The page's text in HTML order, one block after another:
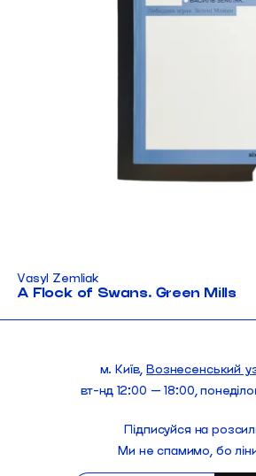
Vasyl Zemliak
A Flock of Swans. Green Mills
Підписуйся на
Ми не спамимо, бо
м. Київ, Вознесенський
вт-нд 12:00 — 18:00,